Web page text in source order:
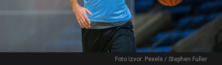
Foto Izvor: Pexels / Stephen Fuller